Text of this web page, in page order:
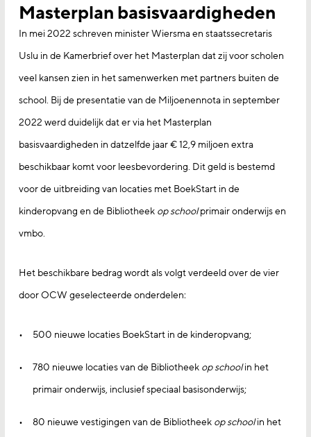
Masterplan basisvaardigheden
In mei 2022 schreven minister Wiersma en staatssecretaris
Uslu in de Kamerbrief over het Masterplan dat zij voor scholen
veel kansen zien in het samenwerken met partners buiten de
school. Bij de presentatie van de Miljoenennota in september
2022 werd duidelijk dat er via het Masterplan
basisvaardigheden in datzelfde jaar € 12,9 miljoen extra
beschikbaar komt voor leesbevordering. Dit geld is bestemd
voor de uitbreiding van locaties met BoekStart in de
kinderopvang en de Bibliotheek op schoolprimair onderwijs en
vmbo.
Het beschikbare bedrag wordt als volgt verdeeld over de vier
door OCW geselecteerde onderdelen:
500 nieuwe locaties BoekStart in de kinderopvang;
780 nieuwe locaties van de Bibliotheek op schoolin het
primair onderwijs, inclusief speciaal basisonderwijs;
80 nieuwe vestigingen van de Bibliotheek op schoolin het